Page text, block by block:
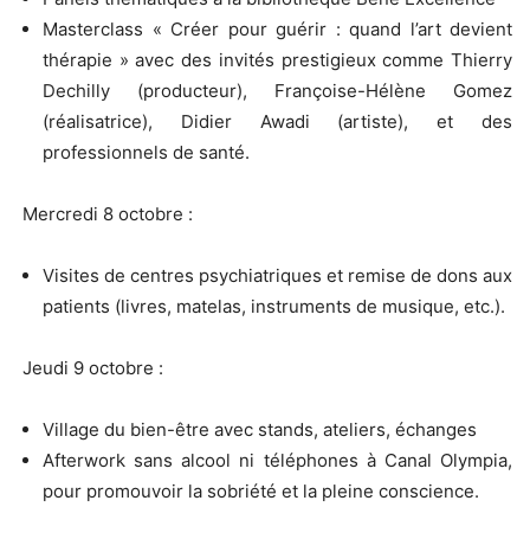
Masterclass « Créer pour guérir : quand l’art devient
thérapie » avec des invités prestigieux comme Thierry
Dechilly (producteur), Françoise-Hélène Gomez
(réalisatrice), Didier Awadi (artiste), et des
professionnels de santé.
Mercredi 8 octobre :
Visites de centres psychiatriques et remise de dons aux
patients (livres, matelas, instruments de musique, etc.).
Jeudi 9 octobre :
Village du bien-être avec stands, ateliers, échanges
Afterwork sans alcool ni téléphones à Canal Olympia,
pour promouvoir la sobriété et la pleine conscience.